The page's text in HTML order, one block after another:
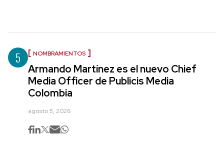
5 NOMBRAMIENTOS
Armando Martínez es el nuevo Chief
Media Officer de Publicis Media
Colombia
agosto 5, 2026